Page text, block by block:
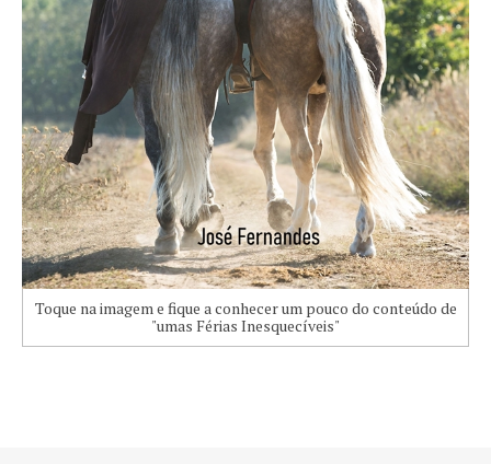
Toque na imagem e fique a conhecer um pouco do conteúdo de
"umas Férias Inesquecíveis"